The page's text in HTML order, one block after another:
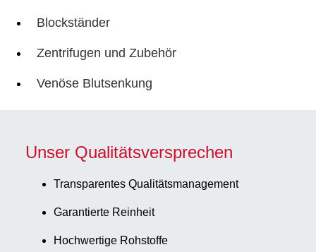
Blockständer
Zentrifugen und Zubehör
Venöse Blutsenkung
Unser Qualitätsversprechen
Transparentes Qualitätsmanagement
Garantierte Reinheit
Hochwertige Rohstoffe